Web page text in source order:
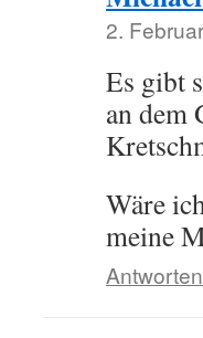
2.
Es gibt
an dem
Wäre
meine
Antworten